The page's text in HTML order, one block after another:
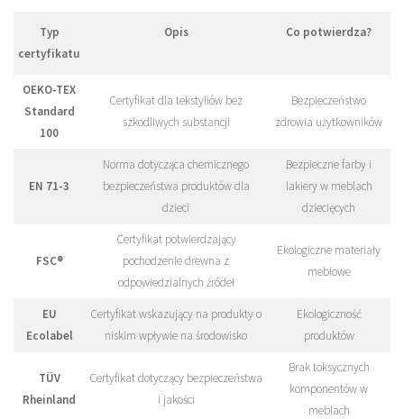
Typ
certyfikatu
Opis Co potwierdza?
OEKO-TEX
Standard
100
Certyfikat dla tekstyliów bez
szkodliwych substancji
Bezpieczeństwo
zdrowia użytkowników
EN 71-3
Norma dotycząca chemicznego
bezpieczeństwa produktów dla
dzieci
Bezpieczne farby i
lakiery w meblach
dziecięcych
FSC®
Certyfikat potwierdzający
pochodzenie drewna z
odpowiedzialnych źródeł
Ekologiczne materiały
meblowe
EU
Ecolabel
Certyfikat wskazujący na produkty o
niskim wpływie na środowisko
Ekologiczność
produktów
TÜV
Rheinland
Certyfikat dotyczący bezpieczeństwa
i jakości
Brak toksycznych
komponentów w
meblach